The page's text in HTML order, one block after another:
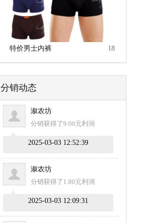
特价男士内裤 18
分销动态
溆农坊
分销获得了9.00元利润
2025-03-03 12:52:39
溆农坊
分销获得了1.80元利润
2025-03-03 12:09:31